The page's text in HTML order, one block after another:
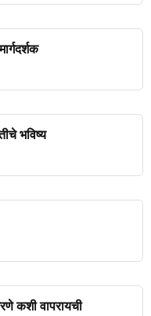
भविष्य
कशी वापरायची